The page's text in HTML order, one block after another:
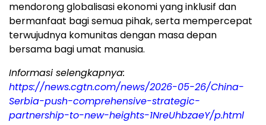
mendorong globalisasi ekonomi yang inklusif dan
bermanfaat bagi semua pihak, serta mempercepat
terwujudnya komunitas dengan masa depan
bersama bagi umat manusia.
Informasi selengkapnya:
https://news.cgtn.com/news/2026-05-26/China-
Serbia-push-comprehensive-strategic-
partnership-to-new-heights-1NreUhbzaeY/p.html